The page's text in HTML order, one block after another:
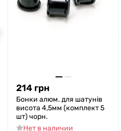
214 грн
Бонки алюм. для шатунів
висота 4,5мм (комплект 5
шт) чорн.
Нет в наличии